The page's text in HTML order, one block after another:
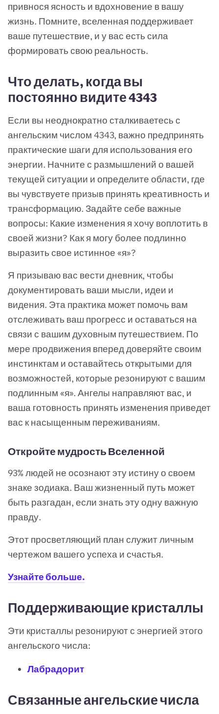
привнося ясность и вдохновение в вашу
жизнь. Помните, вселенная поддерживает
ваше путешествие, и у вас есть сила
формировать свою реальность.
Что делать, когда вы
постоянно видите 4343
Если вы неоднократно сталкиваетесь с
ангельским числом 4343, важно предпринять
практические шаги для использования его
энергии. Начните с размышлений о вашей
текущей ситуации и определите области, где
вы чувствуете призыв принять креативность и
трансформацию. Задайте себе важные
вопросы: Какие изменения я хочу воплотить в
своей жизни? Как я могу более подлинно
выразить свое истинное «я»?
Я призываю вас вести дневник, чтобы
документировать ваши мысли, идеи и
видения. Эта практика может помочь вам
отслеживать ваш прогресс и оставаться на
связи с вашим духовным путешествием. По
мере продвижения вперед доверяйте своим
инстинктам и оставайтесь открытыми для
возможностей, которые резонируют с вашим
подлинным «я». Ангелы направляют вас, и
ваша готовность принять изменения приведет
вас к насыщенным переживаниям.
Откройте мудрость Вселенной
93% людей не осознают эту истину о своем
знаке зодиака. Ваш жизненный путь может
быть разгадан, если знать эту одну важную
правду.
Этот просветляющий план служит личным
чертежом вашего успеха и счастья.
Узнайте больше.
Поддерживающие кристаллы
Эти кристаллы резонируют с энергией этого
ангельского числа:
Лабрадорит
Связанные ангельские числа